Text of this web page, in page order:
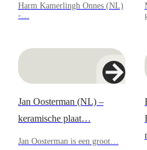
Harm Kamerlingh Onnes (NL)
-…
Jan Oosterman (NL) –
keramische plaat…
Jan Oosterman is een groot…